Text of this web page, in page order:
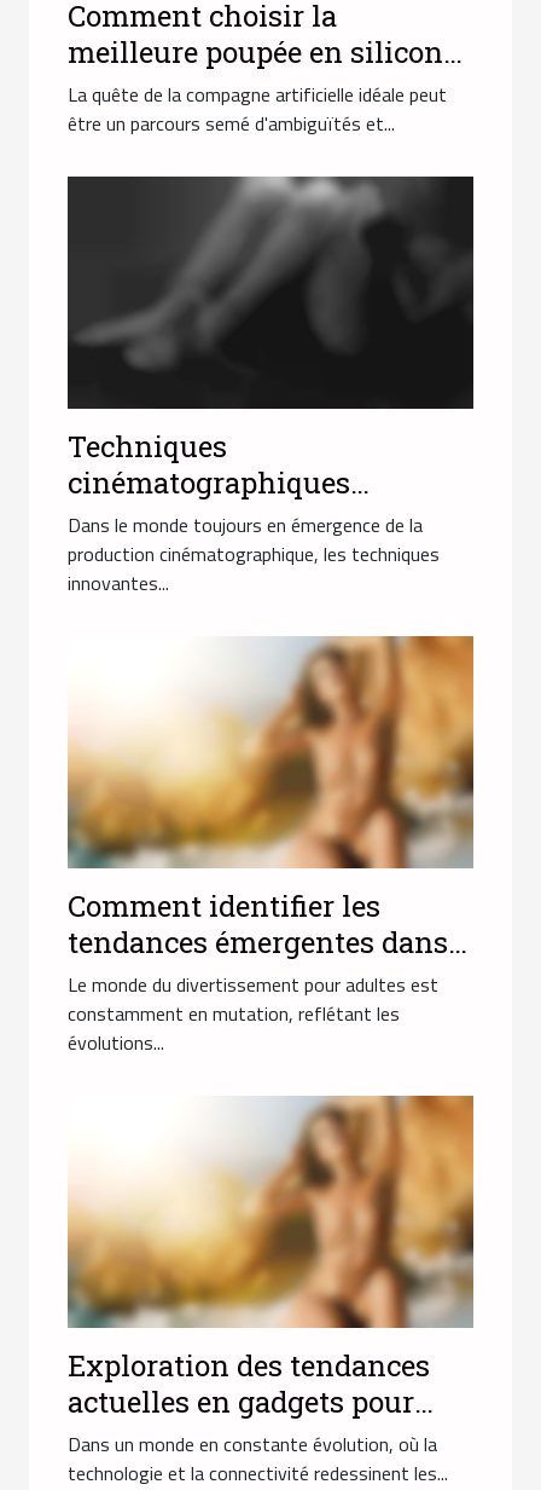
Comment choisir la
meilleure poupée en silicone
pour répondre à vos attentes
?
La quête de la compagne artificielle idéale peut
être un parcours semé d'ambiguïtés et...
Techniques
cinématographiques
innovantes dans les vidéos
pour adultes avec actrices
arabes
Dans le monde toujours en émergence de la
production cinématographique, les techniques
innovantes...
Comment identifier les
tendances émergentes dans
l'industrie du divertissement
pour adultes en 2025
Le monde du divertissement pour adultes est
constamment en mutation, reflétant les
évolutions...
Exploration des tendances
actuelles en gadgets pour
adultes et rencontres
Dans un monde en constante évolution, où la
technologie et la connectivité redessinent les...